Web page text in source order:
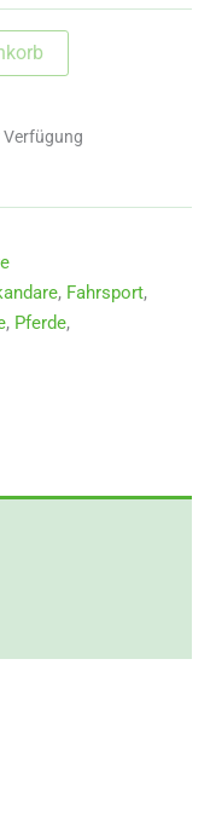
Verfügung
, Fahrsport,
, Pferde,